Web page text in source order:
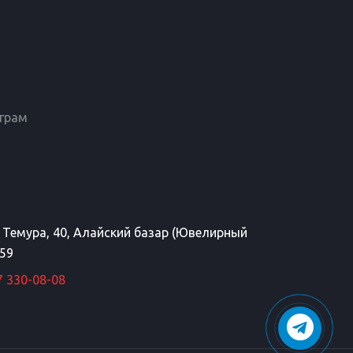
40, Алайский базар (Ювелирный
330-08-08